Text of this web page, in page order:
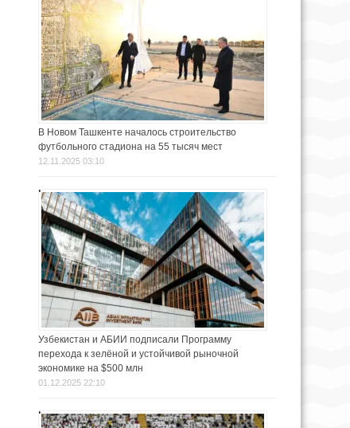
В Новом Ташкенте началось строительство
футбольного стадиона на 55 тысяч мест
12.11.2025 03:10
Узбекистан и АБИИ подписали Программу
перехода к зелёной и устойчивой рыночной
экономике на $500 млн
01.12.2025 22:10